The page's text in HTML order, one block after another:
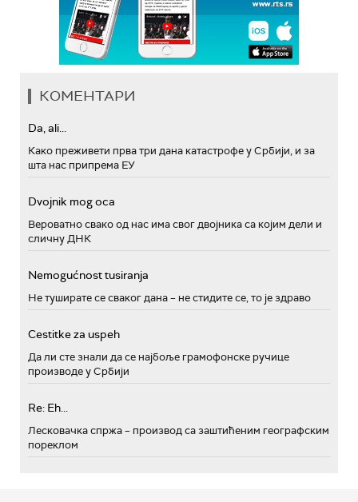
КОМЕНТАРИ
Da, ali...
Како преживети прва три дана катастрофе у Србији, и за
шта нас припрема ЕУ
Dvojnik mog oca
Вероватно свако од нас има свог двојника са којим дели и
сличну ДНК
Nemogućnost tusiranja
Не туширате се сваког дана – не стидите се, то је здраво
Cestitke za uspeh
Да ли сте знали да се најбоље грамофонске ручице
производе у Србији
Re: Eh...
Лесковачка спржа – производ са заштићеним географским
пореклом